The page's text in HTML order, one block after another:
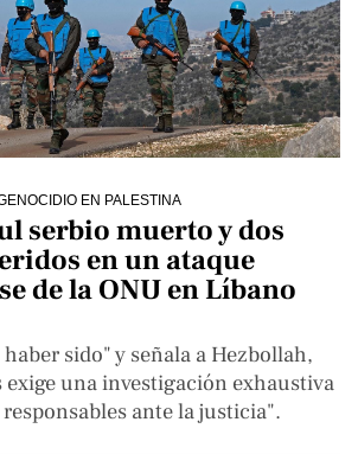
EN PALESTINA
serbio muerto y dos
en un ataque
de la ONU en Líbano
sido" y señala a Hezbollah,
exige una investigación exhaustiva
ante la justicia".